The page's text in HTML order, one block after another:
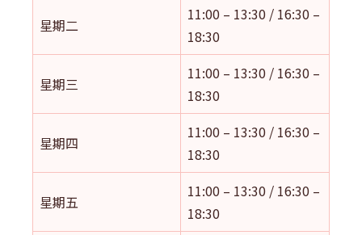
星期二
11:00 – 13:30 / 16:30 –
18:30
星期三
11:00 – 13:30 / 16:30 –
18:30
星期四
11:00 – 13:30 / 16:30 –
18:30
星期五
11:00 – 13:30 / 16:30 –
18:30